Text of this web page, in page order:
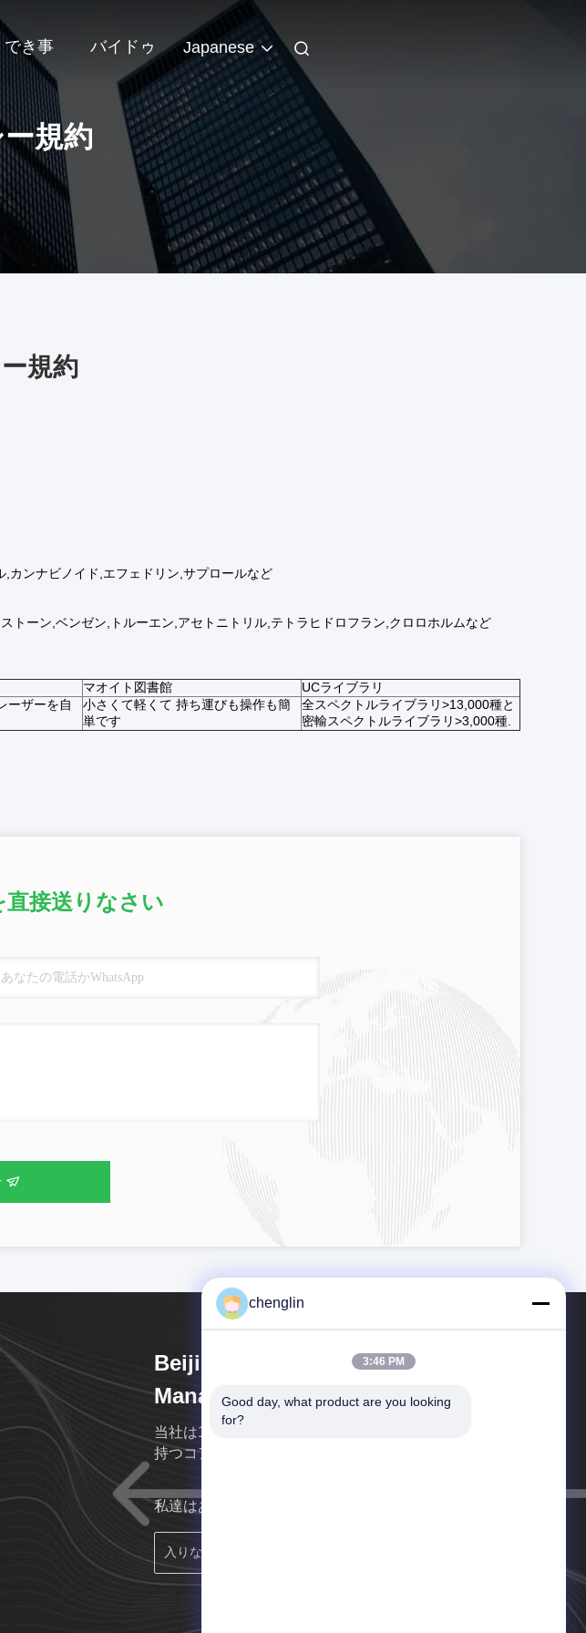
でき事 バイドゥ Japanese
規約
規約
カンナビノイド,エフェドリン,サプロールなど
ーン,ベンゼン,トルーエン,アセトニトリル,テトラヒドロフラン,クロロホルムなど
マオイト図書館
UCライブラリ
ーザーを自
小さくて軽くて 持ち運びも操作も簡
単です
全スペクトルライブラリ>13,000種と
密輸スペクトルライブラリ>3,000種.
接送りなさい
Beijing Silk Road Enterprise
Management Services Co.,LTD
当社は10年以上ものパッケージデザインと製造経験を
持つコアチームを持っています.
私達はあなたにできるだけ早く戻る。
chenglin
3:46 PM
Good day, what product are you looking
for?